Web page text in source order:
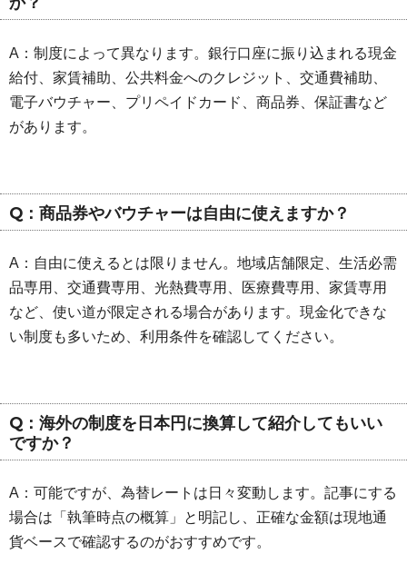
A：制度によって異なります。銀行口座に振り込まれる現金
給付、家賃補助、公共料金へのクレジット、交通費補助、
電子バウチャー、プリペイドカード、商品券、保証書など
があります。
Q：商品券やバウチャーは自由に使えますか？
A：自由に使えるとは限りません。地域店舗限定、生活必需
品専用、交通費専用、光熱費専用、医療費専用、家賃専用
など、使い道が限定される場合があります。現金化できな
い制度も多いため、利用条件を確認してください。
Q：海外の制度を日本円に換算して紹介してもいい
ですか？
A：可能ですが、為替レートは日々変動します。記事にする
場合は「執筆時点の概算」と明記し、正確な金額は現地通
貨ベースで確認するのがおすすめです。